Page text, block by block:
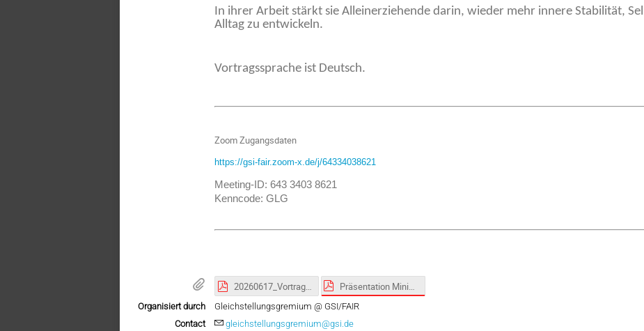
In ihrer Arbeit stärkt sie Alleinerziehende darin, wieder mehr innere Stabilität,
Alltag zu entwickeln.
Vortragssprache ist Deutsch.
Zoom Zugangsdaten
https://gsi-fair.zoom-x.de/j/64334038621
Meeting-ID: 643 3403 8621
Kenncode: GLG
20260617_Vortrag_Karl.pdf
Organisiert durch
Gleichstellungsgremium @ GSI/FAIR
Contact
gleichstellungsgremium@gsi.de